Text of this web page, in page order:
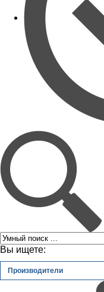
Вы ищете:
Производители